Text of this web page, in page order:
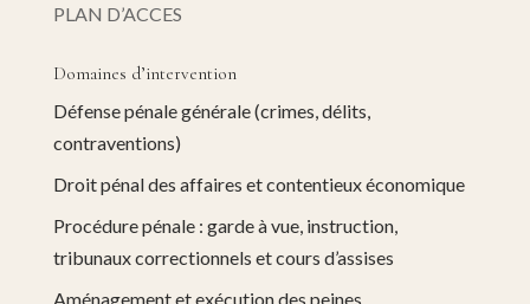
PLAN D’ACCES
Domaines d’intervention
Défense pénale générale (crimes, délits,
contraventions)
Droit pénal des affaires et contentieux économique
Procédure pénale : garde à vue, instruction,
tribunaux correctionnels et cours d’assises
Aménagement et exécution des peines